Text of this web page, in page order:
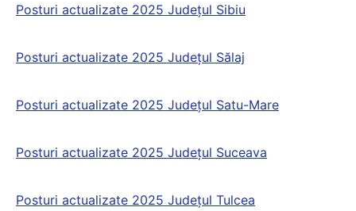
Posturi actualizate 2025 Județul Sibiu
Posturi actualizate 2025 Județul Sălaj
Posturi actualizate 2025 Județul Satu-Mare
Posturi actualizate 2025 Județul Suceava
Posturi actualizate 2025 Județul Tulcea